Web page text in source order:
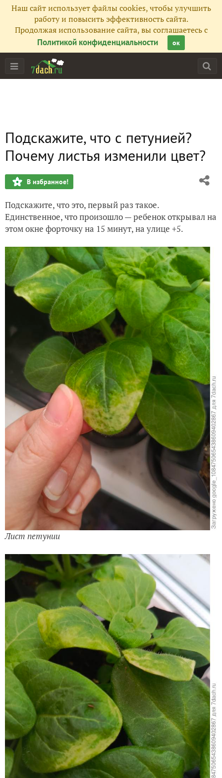
Наш сайт использует файлы cookies, чтобы улучшить
работу и повысить эффективность сайта.
Продолжая использование сайта, вы соглашаетесь с
Политикой конфиденциальности
ок
Подскажите, что с петунией?
Почему листья изменили цвет?
В избранное!
Подскажите, что это, первый раз такое.
Единственное, что произошло — ребенок открывал на
этом окне форточку на 15 минут, на улице +5.
Лист петунии